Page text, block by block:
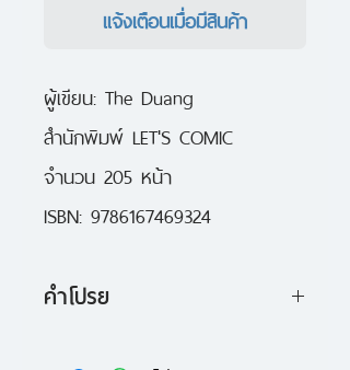
แจ้งเตือนเมื่อมีสินค้า
ผู้เขียน: The Duang
สำนักพิมพ์ LET'S COMIC
จำนวน 205 หน้า
ISBN: 9786167469324
คำโปรย